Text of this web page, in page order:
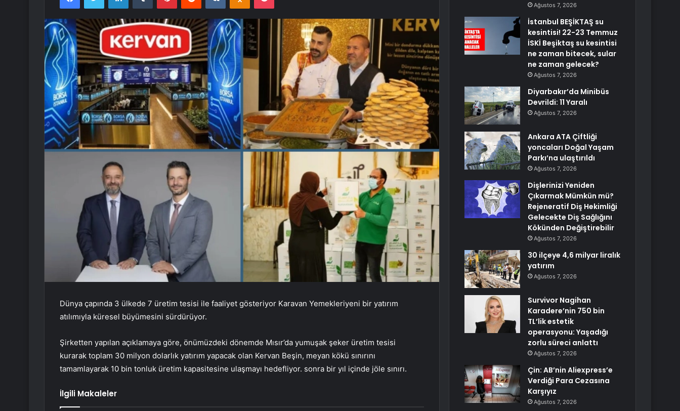
Dünya çapında 3 ülkede 7 üretim tesisi ile faaliyet gösteriyor Karavan Yemekleriyeni bir yatırım
atılımıyla küresel büyümesini sürdürüyor.
Şirketten yapılan açıklamaya göre, önümüzdeki dönemde Mısır’da yumuşak şeker üretim tesisi
kurarak toplam 30 milyon dolarlık yatırım yapacak olan Kervan Beşin, meyan kökü sınırını
tamamlayarak 10 bin tonluk üretim kapasitesine ulaşmayı hedefliyor. sonra bir yıl içinde jöle sınırı.
İlgili Makaleler
Ağustos 7, 2026
İstanbul BEŞİKTAŞ su
kesintisi! 22-23 Temmuz
İSKİ Beşiktaş su kesintisi
ne zaman bitecek, sular
ne zaman gelecek?
Ağustos 7, 2026
Diyarbakır’da Minibüs
Devrildi: 11 Yaralı
Ağustos 7, 2026
Ankara ATA Çiftliği
yoncaları Doğal Yaşam
Parkı’na ulaştırıldı
Ağustos 7, 2026
Dişlerinizi Yeniden
Çıkarmak Mümkün mü?
Rejeneratif Diş Hekimliği
Gelecekte Diş Sağlığını
Kökünden Değiştirebilir
Ağustos 7, 2026
30 ilçeye 4,6 milyar liralık
yatırım
Ağustos 7, 2026
Survivor Nagihan
Karadere’nin 750 bin
TL’lik estetik
operasyonu: Yaşadığı
zorlu süreci anlattı
Ağustos 7, 2026
Çin: AB’nin Aliexpress’e
Verdiği Para Cezasına
Karşıyız
Ağustos 7, 2026